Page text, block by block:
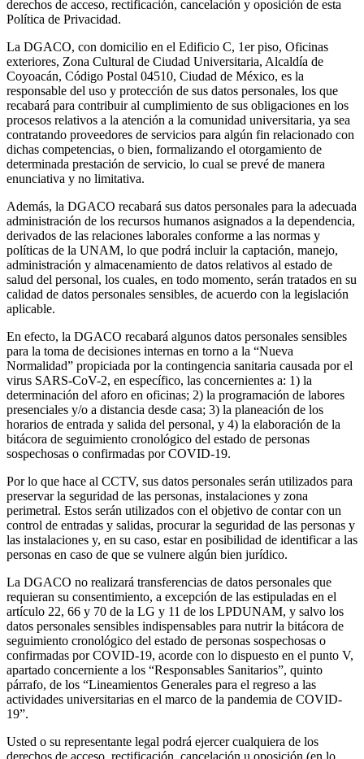
derechos de acceso, rectificación, cancelación y oposición de esta
Política de Privacidad.
La DGACO, con domicilio en el Edificio C, 1er piso, Oficinas
exteriores, Zona Cultural de Ciudad Universitaria, Alcaldía de
Coyoacán, Código Postal 04510, Ciudad de México, es la
responsable del uso y protección de sus datos personales, los que
recabará para contribuir al cumplimiento de sus obligaciones en los
procesos relativos a la atención a la comunidad universitaria, ya sea
contratando proveedores de servicios para algún fin relacionado con
dichas competencias, o bien, formalizando el otorgamiento de
determinada prestación de servicio, lo cual se prevé de manera
enunciativa y no limitativa.
Además, la DGACO recabará sus datos personales para la adecuada
administración de los recursos humanos asignados a la dependencia,
derivados de las relaciones laborales conforme a las normas y
políticas de la UNAM, lo que podrá incluir la captación, manejo,
administración y almacenamiento de datos relativos al estado de
salud del personal, los cuales, en todo momento, serán tratados en su
calidad de datos personales sensibles, de acuerdo con la legislación
aplicable.
En efecto, la DGACO recabará algunos datos personales sensibles
para la toma de decisiones internas en torno a la “Nueva
Normalidad” propiciada por la contingencia sanitaria causada por el
virus SARS-CoV-2, en específico, las concernientes a: 1) la
determinación del aforo en oficinas; 2) la programación de labores
presenciales y/o a distancia desde casa; 3) la planeación de los
horarios de entrada y salida del personal, y 4) la elaboración de la
bitácora de seguimiento cronológico del estado de personas
sospechosas o confirmadas por COVID-19.
Por lo que hace al CCTV, sus datos personales serán utilizados para
preservar la seguridad de las personas, instalaciones y zona
perimetral. Estos serán utilizados con el objetivo de contar con un
control de entradas y salidas, procurar la seguridad de las personas y
las instalaciones y, en su caso, estar en posibilidad de identificar a las
personas en caso de que se vulnere algún bien jurídico.
La DGACO no realizará transferencias de datos personales que
requieran su consentimiento, a excepción de las estipuladas en el
artículo 22, 66 y 70 de la LG y 11 de los LPDUNAM, y salvo los
datos personales sensibles indispensables para nutrir la bitácora de
seguimiento cronológico del estado de personas sospechosas o
confirmadas por COVID-19, acorde con lo dispuesto en el punto V,
apartado concerniente a los “Responsables Sanitarios”, quinto
párrafo, de los “Lineamientos Generales para el regreso a las
actividades universitarias en el marco de la pandemia de COVID-
19”.
Usted o su representante legal podrá ejercer cualquiera de los